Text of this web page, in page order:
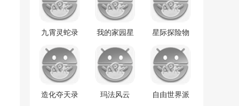
九霄灵蛇录
我的家园星
星际探险物
造化夺天录 玛法风云
自由世界派